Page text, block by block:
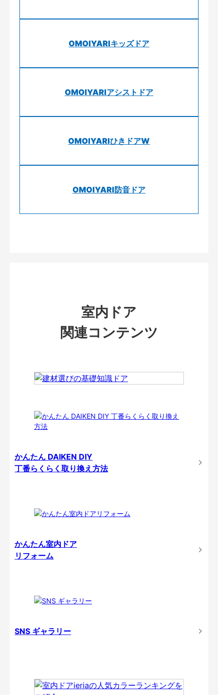
OMOIYARIキッズドア
OMOIYARIアシストドア
OMOIYARIひきドアW
OMOIYARI防音ドア
室内ドア
関連コンテンツ
かんたん DAIKEN DIY
丁番らくらく取り換え方法
かんたん室内ドア
リフォーム
SNS ギャラリー